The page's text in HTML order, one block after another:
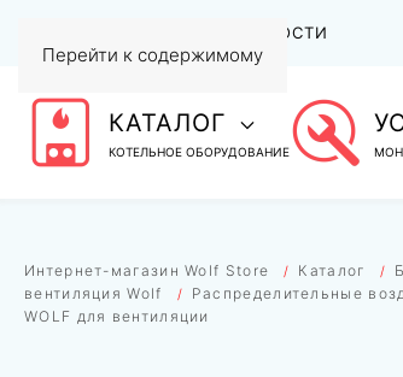
Перейти к содержимому
СТАТЬИ И НОВОСТИ
КАТАЛОГ
КОТЕЛЬНОЕ ОБОРУДОВАНИЕ
Интернет-магазин Wolf Store Каталог
вентиляция Wolf
Распределительные
WOLF для вентиляции